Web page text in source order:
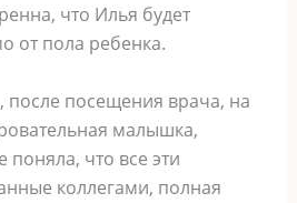
что Илья будет
от пола ребенка.
посещения врача, на
малышка,
поняла, что все эти
коллегами, полная